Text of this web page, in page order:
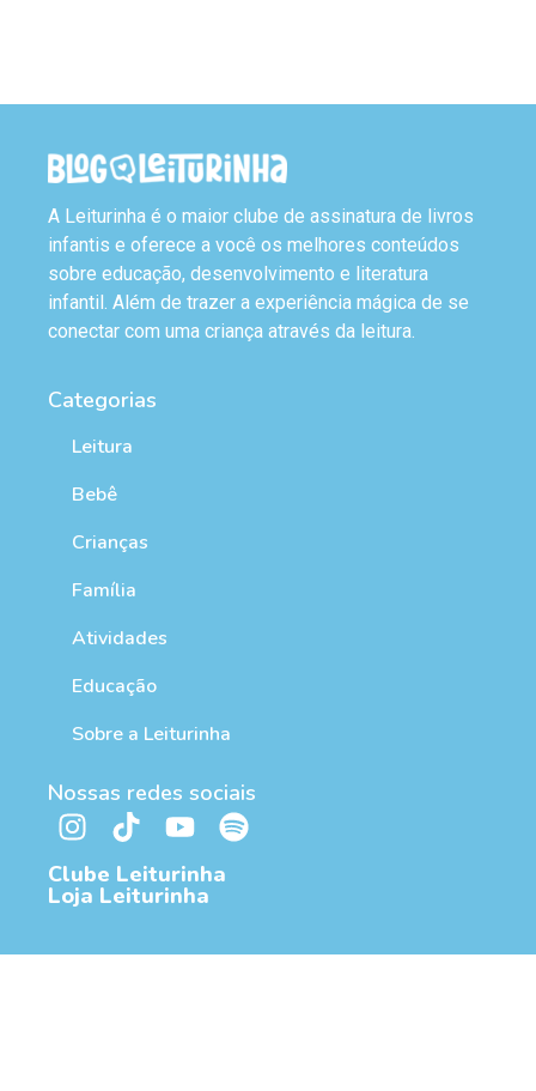
A Leiturinha é o maior clube de assinatura de livros
infantis e oferece a você os melhores conteúdos
sobre educação, desenvolvimento e literatura
infantil. Além de trazer a experiência mágica de se
conectar com uma criança através da leitura.
Categorias
Leitura
Bebê
Crianças
Família
Atividades
Educação
Sobre a Leiturinha
Nossas redes sociais
Clube Leiturinha
Loja Leiturinha